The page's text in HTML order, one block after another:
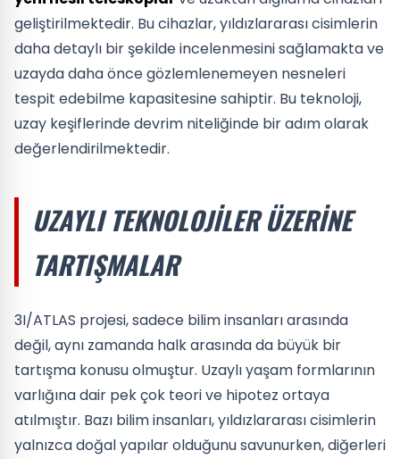
geliştirilmektedir. Bu cihazlar, yıldızlararası cisimlerin
daha detaylı bir şekilde incelenmesini sağlamakta ve
uzayda daha önce gözlemlenemeyen nesneleri
tespit edebilme kapasitesine sahiptir. Bu teknoloji,
uzay keşiflerinde devrim niteliğinde bir adım olarak
değerlendirilmektedir.
UZAYLI TEKNOLOJILER ÜZERINE
TARTIŞMALAR
3I/ATLAS projesi, sadece bilim insanları arasında
değil, aynı zamanda halk arasında da büyük bir
tartışma konusu olmuştur. Uzaylı yaşam formlarının
varlığına dair pek çok teori ve hipotez ortaya
atılmıştır. Bazı bilim insanları, yıldızlararası cisimlerin
yalnızca doğal yapılar olduğunu savunurken, diğerleri